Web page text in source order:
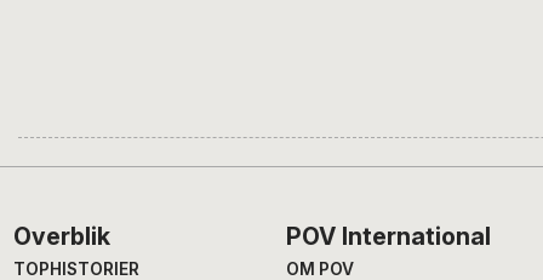
Footer
Overblik
TOPHISTORIER
POV International
OM POV